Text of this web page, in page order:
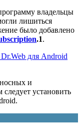
владельцы
лишиться
было добавлено
.1.
и
установить